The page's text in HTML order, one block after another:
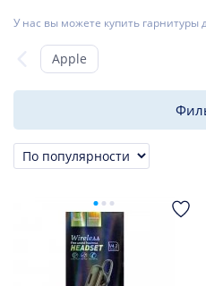
У нас вы можете купить гарнитуры
Apple
Сортировка